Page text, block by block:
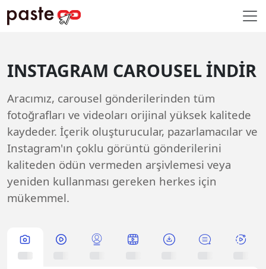
INSTAGRAM CAROUSEL İNDIR
Aracımız, carousel gönderilerinden tüm
fotoğrafları ve videoları orijinal yüksek kalitede
kaydeder. İçerik oluşturucular, pazarlamacılar ve
Instagram'ın çoklu görüntü gönderilerini
kaliteden ödün vermeden arşivlemesi veya
yeniden kullanması gereken herkes için
mükemmel.